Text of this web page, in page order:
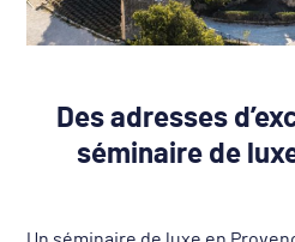
Des adresses
séminaire de